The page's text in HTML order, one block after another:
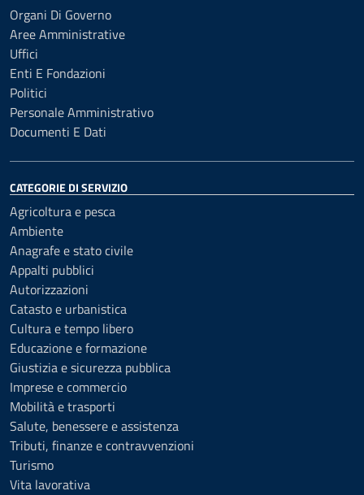
Organi Di Governo
Aree Amministrative
Uffici
Enti E Fondazioni
Politici
Personale Amministrativo
Documenti E Dati
CATEGORIE DI SERVIZIO
Agricoltura e pesca
Ambiente
Anagrafe e stato civile
Appalti pubblici
Autorizzazioni
Catasto e urbanistica
Cultura e tempo libero
Educazione e formazione
Giustizia e sicurezza pubblica
Imprese e commercio
Mobilità e trasporti
Salute, benessere e assistenza
Tributi, finanze e contravvenzioni
Turismo
Vita lavorativa